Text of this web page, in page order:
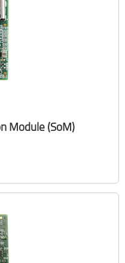
Module (SoM)